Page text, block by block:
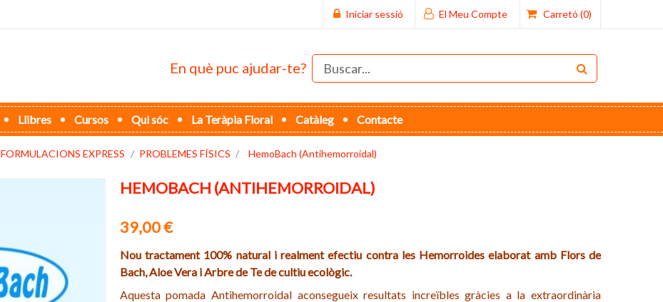
El Meu Compte
Iniciar sessió Carretó (0)
En què puc ajudar-te?
Llibres Cursos Qui sóc La Teràpia Floral Catàleg Contacte
FORMULACIONS EXPRESS PROBLEMES FÍSICS HemoBach (Antihemorroidal)
HEMOBACH (ANTIHEMORROIDAL)
39,00 €
Nou tractament 100% natural i realment efectiu contra les Hemorroideselaborat amb Flors de
Bach, Aloe Vera i Arbre de Tedecultiu ecològic.
Aquesta pomada Antihemorroidal aconsegueix resultats increïbles gràcies a la extraordinària